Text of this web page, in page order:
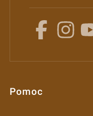
Linki w stopce
Pomoc